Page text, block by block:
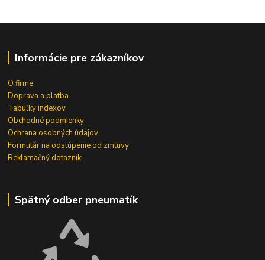
Informácie pre zákazníkov
O firme
Doprava a platba
Tabuľky indexov
Obchodné podmienky
Ochrana osobných údajov
Formulár na odstúpenie od zmluvy
Reklamačný dotazník
Spätný odber pneumatík